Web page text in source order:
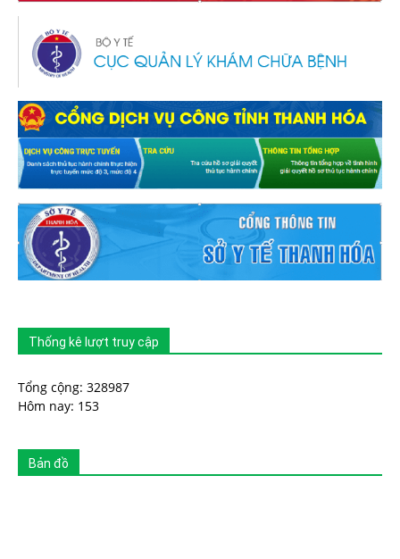
Thống kê lượt truy cập
Tổng cộng: 328987
Hôm nay: 153
Bản đồ